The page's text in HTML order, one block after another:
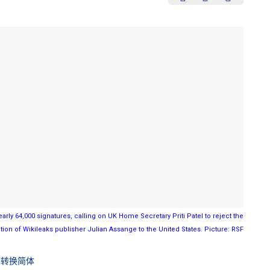
64,000 signatures, calling on UK Home Secretary Priti Patel to reject the
of Wikileaks publisher Julian Assange to the United States. Picture: RSF
转换简体